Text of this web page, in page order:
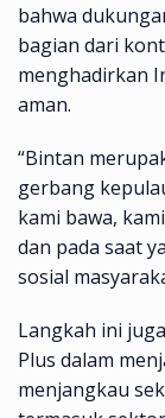
bahwa
bagian dari
menghadirkan
aman.
“Bintan
gerbang
kami bawa,
dan pada saat
sosial
Langkah ini
Plus dalam
menjangkau